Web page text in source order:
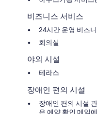
비즈니스 서비스
24시간 운영 비즈
회의실
야외 시설
테라스
장애인 편의 시설
장애인 편의 시설
은 예약 확인 메일